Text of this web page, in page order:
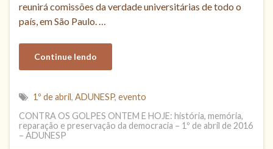
reunirá comissões da verdade universitárias de todo o
país, em São Paulo. …
Continue lendo
1º de abril, ADUNESP, evento
CONTRA OS GOLPES ONTEM E HOJE: história, memória,
reparação e preservação da democracia – 1º de abril de 2016
– ADUNESP